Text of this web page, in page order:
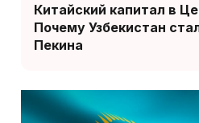
Китайский капитал в
Почему Узбекистан
Пекина